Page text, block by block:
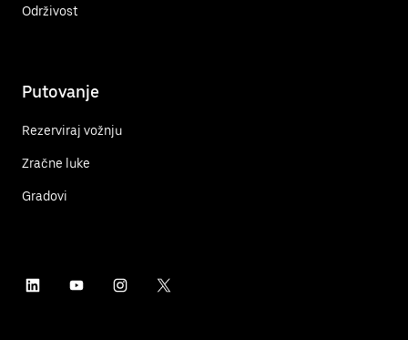
Održivost
Putovanje
Rezerviraj vožnju
Zračne luke
Gradovi